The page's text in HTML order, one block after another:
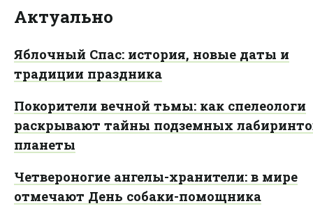
Актуально
Яблочный Спас: история, новые даты и
традиции праздника
Покорители вечной тьмы: как спелеологи
раскрывают тайны подземных
планеты
Четвероногие ангелы-хранители: в мире
отмечают День собаки-помощника